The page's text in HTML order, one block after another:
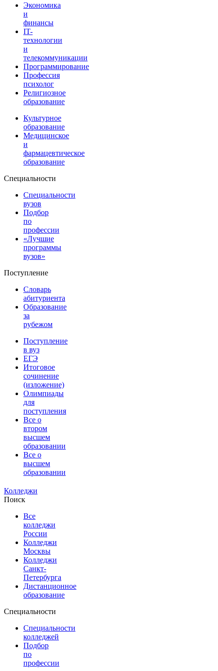
Экономика
и
финансы
IT-
технологии
и
телекоммуникации
Программирование
Профессия
психолог
Религиозное
образование
Культурное
образование
Медицинское
и
фармацевтическое
образование
Специальности
Специальности
вузов
Подбор
по
профессии
«Лучшие
программы
вузов»
Поступление
Словарь
абитуриента
Образование
за
рубежом
Поступление
в вуз
ЕГЭ
Итоговое
сочинение
(изложение)
Олимпиады
для
поступления
Все о
втором
высшем
образовании
Все о
высшем
образовании
Колледжи
Поиск
Все
колледжи
России
Колледжи
Москвы
Колледжи
Санкт-
Петербурга
Дистанционное
образование
Специальности
Специальности
колледжей
Подбор
по
профессии